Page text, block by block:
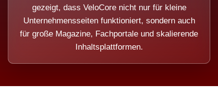
gezeigt, dass VeloCore nicht nur für kleine
Unternehmensseiten funktioniert, sondern auch
für große Magazine, Fachportale und skalierende
Inhaltsplattformen.